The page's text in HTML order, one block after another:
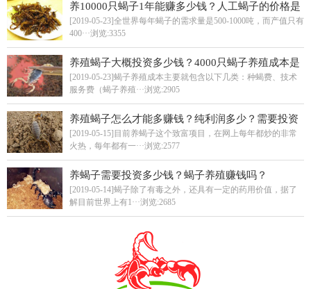
养10000只蝎子1年能赚多少钱？人工蝎子的价格是
多少？
[2019-05-23]全世界每年蝎子的需求量是500-1000吨，而产值只有
400···浏览:3355
养殖蝎子大概投资多少钱？4000只蝎子养殖成本是
多少？
[2019-05-23]蝎子养殖成本主要就包含以下几类：种蝎费、技术
服务费（蝎子养殖···浏览:2905
养殖蝎子怎么才能多赚钱？纯利润多少？需要投资
多少钱？
[2019-05-15]目前养蝎子这个致富项目，在网上每年都炒的非常
火热，每年都有一···浏览:2577
养蝎子需要投资多少钱？蝎子养殖赚钱吗？
[2019-05-14]蝎子除了有毒之外，还具有一定的药用价值，据了
解目前世界上有1···浏览:2685